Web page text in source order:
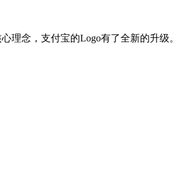
理念，支付宝的Logo有了全新的升级